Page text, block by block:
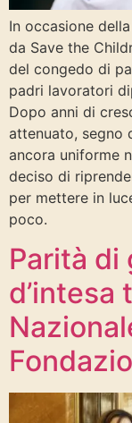
In occasione
da Save the
del congedo di
padri lavoratori
Dopo anni di
attenuato, segno
ancora uniforme
deciso di
per mettere in
poco.
Parità di
d’intesa